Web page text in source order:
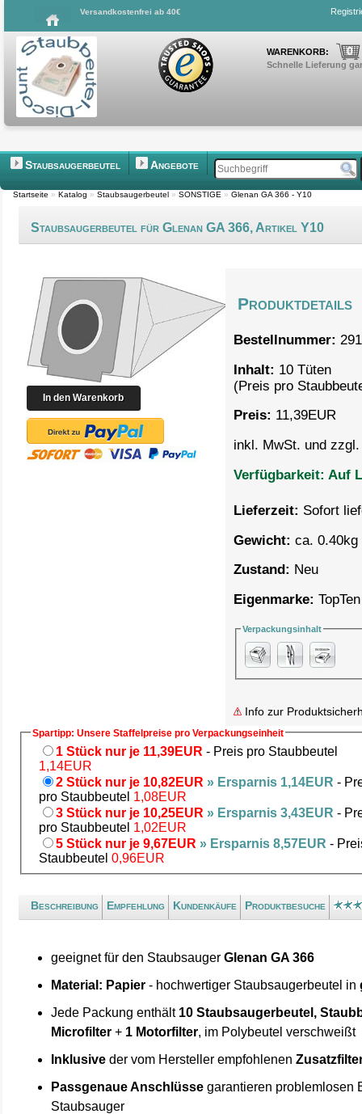
Versandkostenfrei ab 40€
WARENKORB: 0
Schnelle Lieferung
Staubsaugerbeutel Angebote
Startseite » Katalog » Staubsaugerbeutel » SONSTIGE » Glenan GA 366 - Y10
Staubsaugerbeutel für Glenan GA 366, Artikel Y10
Produktdetails
Bestellnummer:
Inhalt: 10 Tüten
(Preis pro
Preis: 11,39EUR
inkl. MwSt. und
Verfügbarkeit: Auf
Lieferzeit: Sofort
Gewicht: ca. 0.40kg
Zustand: Neu
Eigenmarke: TopTen
Verpackungsinhalt
Info zur
Spartipp: Unsere Staffelpreise pro Verpackungseinheit
1 Stück nur je 11,39EUR - Preis pro Staubbeutel
1,14EUR
2 Stück nur je 10,82EUR » Ersparnis 1,14EUR -
pro Staubbeutel 1,08EUR
3 Stück nur je 10,25EUR » Ersparnis 3,43EUR -
pro Staubbeutel 1,02EUR
5 Stück nur je 9,67EUR » Ersparnis 8,57EUR -
Staubbeutel 0,96EUR
Beschreibung Empfehlung Kundenkäufe Produktbesuche
geeignet für den StaubsaugerGlenan GA 366
Material: Papier - hochwertiger Staubsaugerbeutel in
Jede Packung enthält 10 Staubsaugerbeutel,
Microfilter + 1 Motorfilter, im Polybeutel verschweißt
Inklusive der vom Hersteller empfohlenen
Passgenaue Anschlüsse garantieren problemlosen
Staubsauger